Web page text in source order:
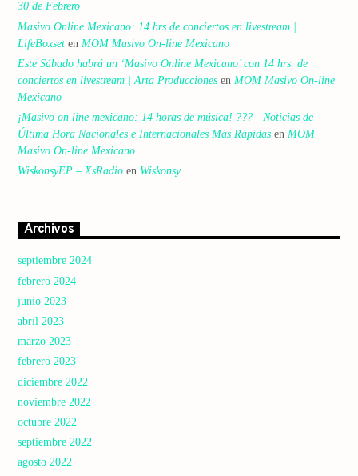
30 de Febrero
Masivo Online Mexicano: 14 hrs de conciertos en livestream |
LifeBoxset en MOM Masivo On-line Mexicano
Este Sábado habrá un ‘Masivo Online Mexicano’ con 14 hrs. de
conciertos en livestream | Arta Producciones en MOM Masivo On-line
Mexicano
¡Masivo on line mexicano: 14 horas de música! ??? - Noticias de
Última Hora Nacionales e Internacionales Más Rápidas en MOM
Masivo On-line Mexicano
WiskonsyEP – XsRadio en Wiskonsy
Archivos
septiembre 2024
febrero 2024
junio 2023
abril 2023
marzo 2023
febrero 2023
diciembre 2022
noviembre 2022
octubre 2022
septiembre 2022
agosto 2022